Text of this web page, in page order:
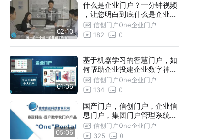
02:10
什么是企业门户？一分钟视频
，让您明白到底什么是企业门
户，以及为什么要实施企业门
户，企业门户的价值是什么？
信创门户One企业门户
182
0
01:06
基于机器学习的智慧门户，如
何帮助企业投建企业数字神经
网络信创门户One企业门户
134
0
05:06
国产门户，信创门户，企业信
息门户，集团门户管理系统如
何基于一个成熟产品构建企业
智慧门户？
信创门户One企业门户
325
0